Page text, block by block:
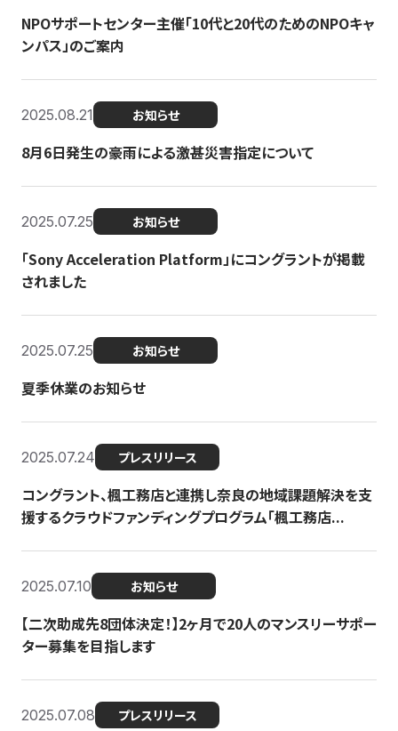
NPOサポートセンター主催「10代と20代のためのNPOキャ
ンパス」のご案内
2025.08.21 お知らせ
8月6日発生の豪雨による激甚災害指定について
2025.07.25 お知らせ
「Sony Acceleration Platform」にコングラントが掲載
されました
2025.07.25 お知らせ
夏季休業のお知らせ
2025.07.24 プレスリリース
コングラント、楓工務店と連携し奈良の地域課題解決を支
援するクラウドファンディングプログラム「楓工務店...
2025.07.10 お知らせ
【二次助成先8団体決定！】2ヶ月で20人のマンスリーサポー
ター募集を目指します
2025.07.08 プレスリリース